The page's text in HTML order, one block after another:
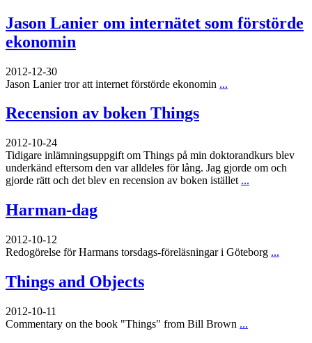
Jason Lanier om internätet som förstörde
ekonomin
2012-12-30
Jason Lanier tror att internet förstörde ekonomin ...
Recension av boken Things
2012-10-24
Tidigare inlämningsuppgift om Things på min doktorandkurs blev
underkänd eftersom den var alldeles för lång. Jag gjorde om och
gjorde rätt och det blev en recension av boken istället ...
Harman-dag
2012-10-12
Redogörelse för Harmans torsdags-föreläsningar i Göteborg ...
Things and Objects
2012-10-11
Commentary on the book "Things" from Bill Brown ...